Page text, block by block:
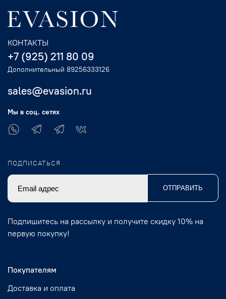
Покупателям
Доставка и оплата
КОНТАКТЫ
+7 (925) 211 80 09
Дополнительный 89256333126
sales@evasion.ru
Мы в соц. сетях
ПОДПИСАТЬСЯ
ОТПРАВИТЬ
Подпишитесь на рассылку и получите скидку 10% на
первую покупку!